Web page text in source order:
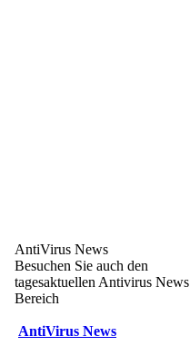
AntiVirus News
Besuchen Sie auch den
tagesaktuellen Antivirus News
Bereich
AntiVirus News